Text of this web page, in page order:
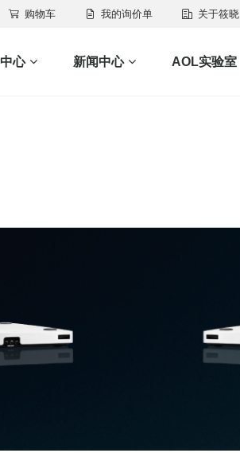
购物车 我的询价单 关于筱晓
心 新闻中心 AOL实验室